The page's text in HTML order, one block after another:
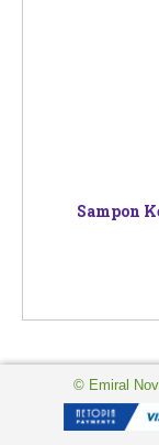
Sampon
© Emiral